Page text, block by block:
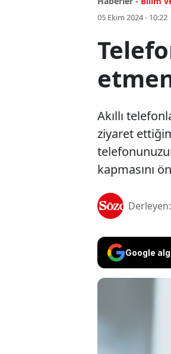
05 Ekim 2024 - 10:22
Akıllı
ziyaret
kapmasını
Google